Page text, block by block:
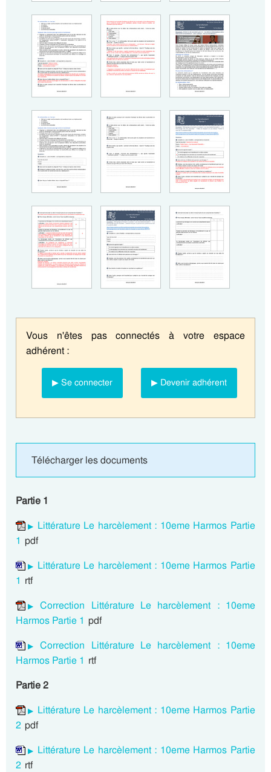
Vous n'êtes pas connectés à votre espace
adhérent :
▶ Se connecter ▶ Devenir adhérent
Télécharger les documents
Partie 1
Littérature Le harcèlement : 10eme Harmos Partie
1 pdf
Littérature Le harcèlement : 10eme Harmos Partie
1 rtf
Correction Littérature Le harcèlement : 10eme
Harmos Partie 1 pdf
Correction Littérature Le harcèlement : 10eme
Harmos Partie 1 rtf
Partie 2
Littérature Le harcèlement : 10eme Harmos Partie
2 pdf
Littérature Le harcèlement : 10eme Harmos Partie
2 rtf